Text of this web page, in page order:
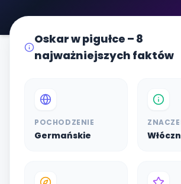
Oskar w pigułce – 8
najważniejszych faktów
POCHODZENIE
Germańskie